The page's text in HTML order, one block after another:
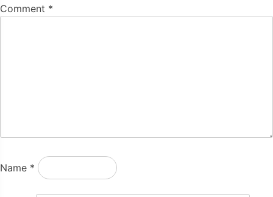
Comment *
Name *